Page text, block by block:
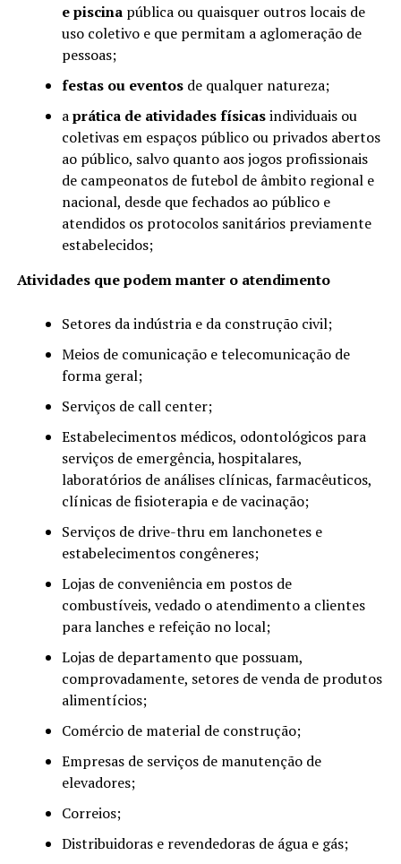
e piscinapública ou quaisquer outros locais de
uso coletivo e que permitam a aglomeração de
pessoas;
festas ou eventosde qualquer natureza;
aprática de atividades físicasindividuais ou
coletivas em espaços público ou privados abertos
ao público, salvo quanto aos jogos profissionais
de campeonatos de futebol de âmbito regional e
nacional, desde que fechados ao público e
atendidos os protocolos sanitários previamente
estabelecidos;
Atividades que podem manter o atendimento
Setores da indústria e da construção civil;
Meios de comunicação e telecomunicação de
forma geral;
Serviços de call center;
Estabelecimentos médicos, odontológicos para
serviços de emergência, hospitalares,
laboratórios de análises clínicas, farmacêuticos,
clínicas de fisioterapia e de vacinação;
Serviços de drive-thru em lanchonetes e
estabelecimentos congêneres;
Lojas de conveniência em postos de
combustíveis, vedado o atendimento a clientes
para lanches e refeição no local;
Lojas de departamento que possuam,
comprovadamente, setores de venda de produtos
alimentícios;
Comércio de material de construção;
Empresas de serviços de manutenção de
elevadores;
Correios;
Distribuidoras e revendedoras de água e gás;